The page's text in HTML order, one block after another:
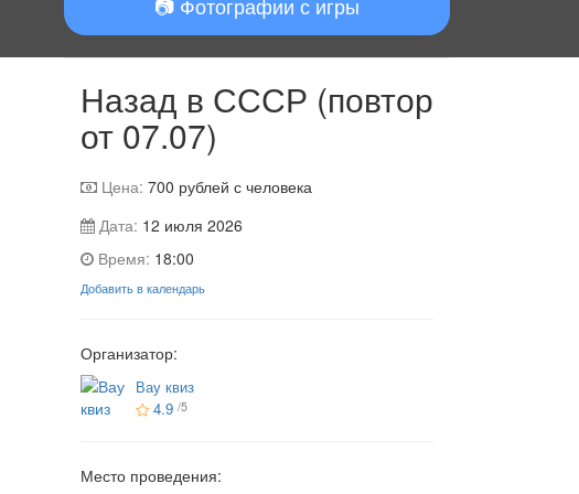
Назад в СССР (повтор
от 07.07)
Цена: 700 рублей с человека
Дата: 12 июля 2026
Время: 18:00
Добавить в календарь
Организатор:
Вау квиз
4.9 /5
Место проведения: